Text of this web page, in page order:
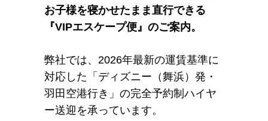
お子様を寝かせたまま直行できる
『VIPエスケープ便』のご案内。
弊社では、2026年最新の運賃基準に
対応した「ディズニー（舞浜）発・
羽田空港行き」の完全予約制ハイヤ
ー送迎を承っています。